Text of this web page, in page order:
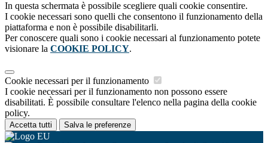
In questa schermata è possibile scegliere quali cookie consentire.
I cookie necessari sono quelli che consentono il funzionamento della
piattaforma e non è possibile disabilitarli.
Per conoscere quali sono i cookie necessari al funzionamento potete
visionare la COOKIE POLICY.
Cookie necessari per il funzionamento
I cookie necessari per il funzionamento non possono essere
disabilitati. È possibile consultare l'elenco nella pagina della cookie
policy.
Accetta tutti Salva le preferenze